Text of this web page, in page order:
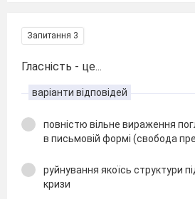
Запитання 3
Гласність - це...
варіанти відповідей
повністю вільне вираження
в письмовій формі (свобода
руйнування якоїсь структури
кризи